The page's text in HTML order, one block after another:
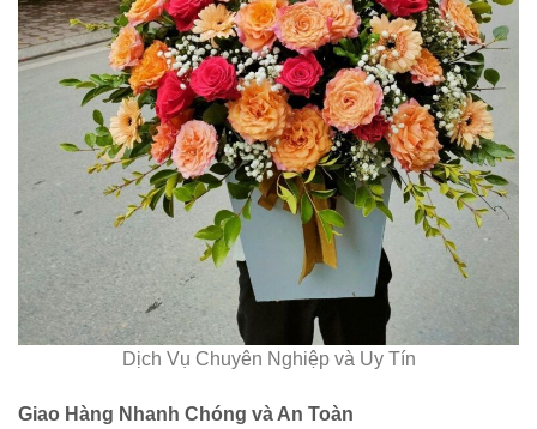
Dịch Vụ Chuyên Nghiệp và Uy Tín
Giao Hàng Nhanh Chóng và An Toàn